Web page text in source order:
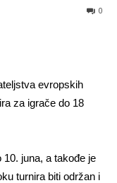
0
evropskih
za igrače do 18
10. juna, a takođe je
turnira biti održan i